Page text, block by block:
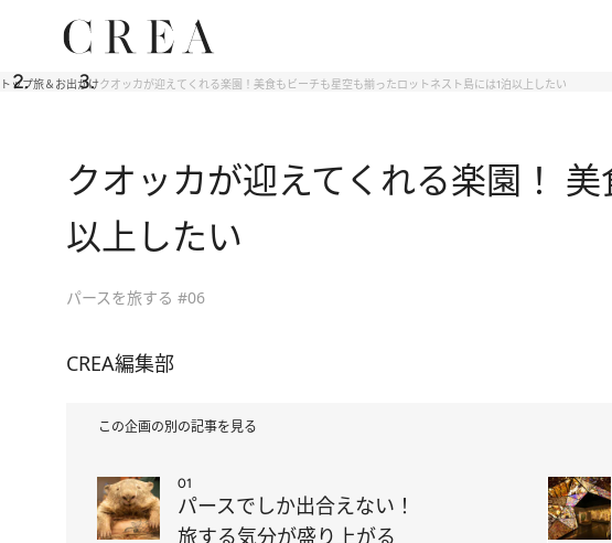
トップ旅＆お出かけクオッカが迎えてくれる楽園！美食もビーチも星空も揃ったロットネスト島には1泊以上したい
クオッカが迎えてくれる楽園！
以上したい
パースを旅する #06
CREA編集部
この企画の別の記事を見る
01
パースでしか出合えない！
旅する気分が盛り上がる